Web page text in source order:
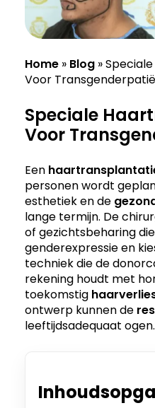
Home » Blog »
Voor
Speciale
Voor
Een
personen wordt
esthetiek en de
lange termijn. De
of gezichtsbeharing
genderexpressie en
techniek die de
rekening houdt met
toekomstig
ontwerp kunnen de
leeftijdsadequaat ogen.